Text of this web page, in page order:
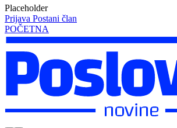
Placeholder
Prijava Postani član
POČETNA